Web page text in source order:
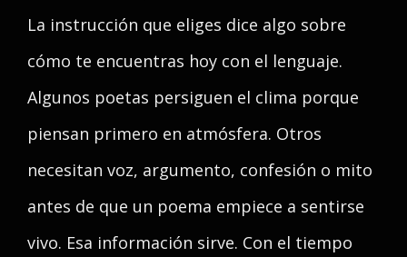
La instrucción que eliges dice algo sobre
cómo te encuentras hoy con el lenguaje.
Algunos poetas persiguen el clima porque
piensan primero en atmósfera. Otros
necesitan voz, argumento, confesión o mito
antes de que un poema empiece a sentirse
vivo. Esa información sirve. Con el tiempo